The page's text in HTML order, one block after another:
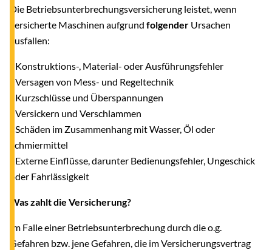
Die Betriebsunterbrechungsversicherung leistet, wenn
versicherte Maschinen aufgrund folgender Ursachen
ausfallen:
- Konstruktions-, Material- oder Ausführungsfehler
- Versagen von Mess- und Regeltechnik
- Kurzschlüsse und Überspannungen
- Versickern und Verschlammen
- Schäden im Zusammenhang mit Wasser, Öl oder
Schmiermittel
- Externe Einflüsse, darunter Bedienungsfehler, Ungeschick
oder Fahrlässigkeit
Was zahlt die Versicherung?
Im Falle einer Betriebsunterbrechung durch die o.g.
Gefahren bzw. jene Gefahren, die im Versicherungsvertrag